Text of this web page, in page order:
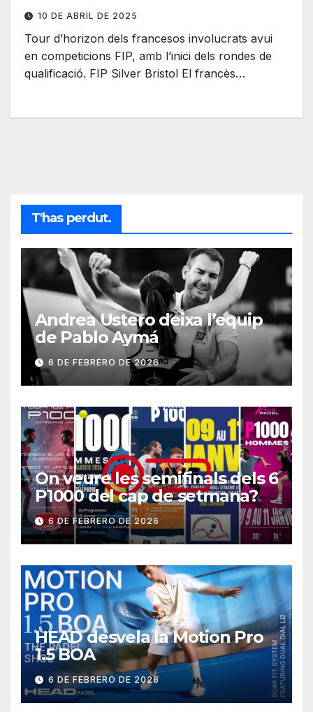
10 DE ABRIL DE 2025
Tour d’horizon dels francesos involucrats avui
en competicions FIP, amb l’inici dels rondes de
qualificació. FIP Silver Bristol El francès…
T'has perdut.
Andrea Ustero deixa l’equip
de Pablo Aymá
6 DE FEBRERO DE 2026
On veure les semifinals dels 6
P1000 del cap de setmana?
6 DE FEBRERO DE 2026
HEAD desvela la Motion Pro
1.5 BOA
6 DE FEBRERO DE 2026